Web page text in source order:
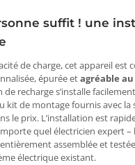
suffit ! une
de charge, cet appareil est
épurée etagréable
recharge s’installe
kit de montage fournis avec la
le prix. L’installation est
quel électricien expert
assemblée et
électrique existant.